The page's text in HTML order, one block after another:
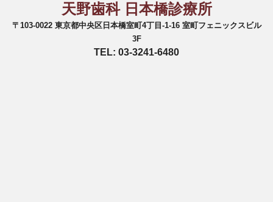
天野歯科 日本橋診療所
〒103-0022 東京都中央区日本橋室町4丁目-1-16 室町フェニックスビル
3F
TEL: 03-3241-6480